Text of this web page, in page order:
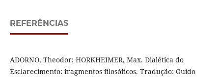
REFERÊNCIAS
ADORNO, Theodor; HORKHEIMER, Max. Dialética do
Esclarecimento: fragmentos filosóficos. Tradução: Guido